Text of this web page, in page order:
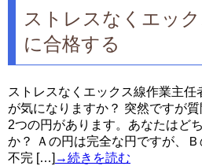
ストレスなくエッ
に合格する
ストレスなくエックス線作業主任
が気になりますか？ 突然ですが
2つの円があります。あなたはど
か？ Ａの円は完全な円ですが、
不完 […] →続きを読む